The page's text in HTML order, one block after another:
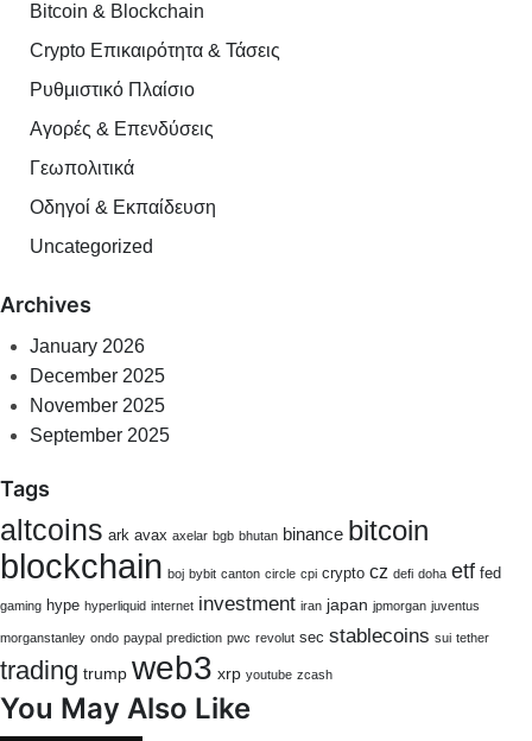
Bitcoin & Blockchain
Crypto Επικαιρότητα & Τάσεις
Ρυθμιστικό Πλαίσιο
Αγορές & Επενδύσεις
Γεωπολιτικά
Οδηγοί & Εκπαίδευση
Uncategorized
Archives
January 2026
December 2025
November 2025
September 2025
Tags
altcoins ark avax axelar bgb bhutan binance bitcoin
blockchain boj bybit canton circle cpi crypto cz defi doha etf fed
gaming hype hyperliquid internet investment iran japan jpmorgan juventus
morganstanley ondo paypal prediction pwc revolut sec stablecoins sui tether
trading trump web3 xrp youtube zcash
You May Also Like